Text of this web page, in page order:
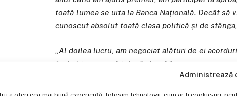
Administrează
a oferi cea mai bună experiență, folosim tehnologii, cum ar fi cookie-uri,
toată lumea se uita la Banca Națională. Decât să
cunoscut absolut toată clasa politică și de
„Al doilea lucru, am negociat alături de ei
fost chiar greu să intru în temă.”